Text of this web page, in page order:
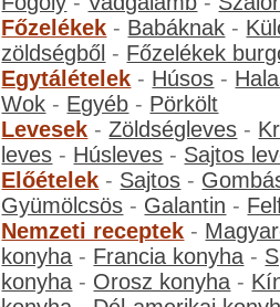
Főzelékek - Babáknak -
zöldségből - Főzelékek
Egytálételek - Húsos -
Wok - Egyéb - Pörkölt
Levesek -Zöldségleves -
leves - Húsleves - Sajtos
Előételek - Sajtos -
Gyümölcsös - Galantin -
Nemzeti receptek -
konyha - Francia konyha -
konyha - Orosz konyha -